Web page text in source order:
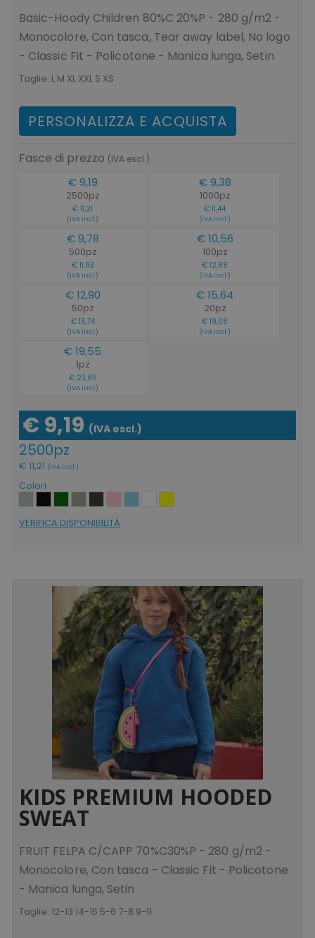
Basic-Hoody Children 80%C 20%P - 280 g/m2 -
Monocolore, Con tasca, Tear away label, No logo
- Classic Fit - Policotone - Manica lunga, Setin
Taglie: L M XL XXL S XS
PERSONALIZZA E ACQUISTA
Fasce di prezzo (IVA escl.)
€ 9,19
2500pz
€ 11,21
(IVA incl.)
€ 9,38
1000pz
€ 11,44
(IVA incl.)
€ 9,78
500pz
€ 11,93
(IVA incl.)
€ 10,56
100pz
€ 12,88
(IVA incl.)
€ 12,90
50pz
€ 15,74
(IVA incl.)
€ 15,64
20pz
€ 19,08
(IVA incl.)
€ 19,55
1pz
€ 23,85
(IVA incl.)
€ 9,19 (IVA escl.)
2500pz
€ 11,21 (IVA incl.)
Colori
VERIFICA DISPONIBILITÁ
KIDS PREMIUM HOODED
SWEAT
FRUIT FELPA C/CAPP 70%C30%P - 280 g/m2 -
Monocolore, Con tasca - Classic Fit - Policotone
- Manica lunga, Setin
Taglie: 12-13 14-15 5-6 7-8 9-11